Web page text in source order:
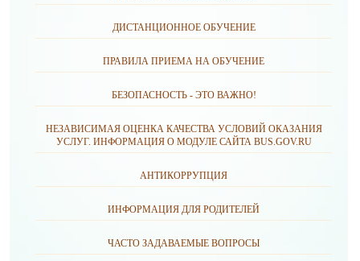
ДИСТАНЦИОННОЕ ОБУЧЕНИЕ
ПРАВИЛА ПРИЕМА НА ОБУЧЕНИЕ
БЕЗОПАСНОСТЬ - ЭТО ВАЖНО!
НЕЗАВИСИМАЯ ОЦЕНКА КАЧЕСТВА УСЛОВИЙ ОКАЗАНИЯ
УСЛУГ. ИНФОРМАЦИЯ О МОДУЛЕ САЙТА BUS.GOV.RU
АНТИКОРРУПЦИЯ
ИНФОРМАЦИЯ ДЛЯ РОДИТЕЛЕЙ
ЧАСТО ЗАДАВАЕМЫЕ ВОПРОСЫ